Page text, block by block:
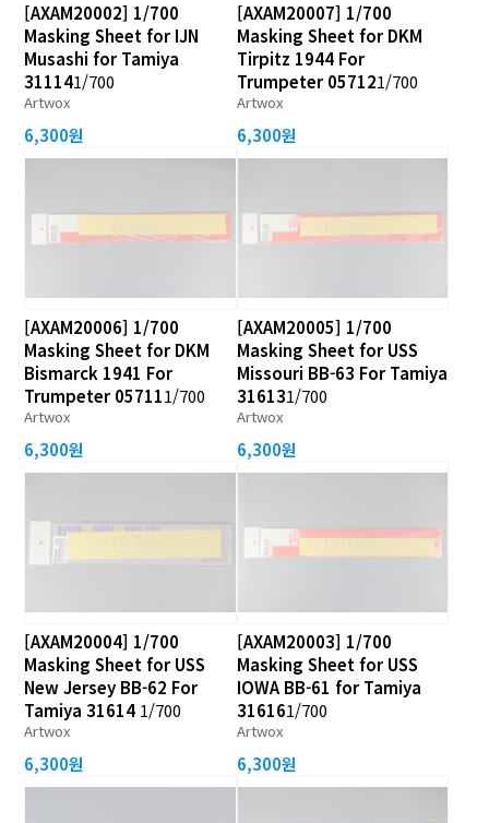
[AXAM20002] 1/700
Masking Sheet for IJN
Musashi for Tamiya
311141/700
Artwox
6,300원
[AXAM20007] 1/700
Masking Sheet for DKM
Tirpitz 1944 For
Trumpeter 057121/700
Artwox
6,300원
[AXAM20006] 1/700
Masking Sheet for DKM
Bismarck 1941 For
Trumpeter 057111/700
Artwox
6,300원
[AXAM20005] 1/700
Masking Sheet for USS
Missouri BB-63 For Tamiya
316131/700
Artwox
6,300원
[AXAM20004] 1/700
Masking Sheet for USS
New Jersey BB-62 For
Tamiya 31614 1/700
Artwox
6,300원
[AXAM20003] 1/700
Masking Sheet for USS
IOWA BB-61 for Tamiya
316161/700
Artwox
6,300원